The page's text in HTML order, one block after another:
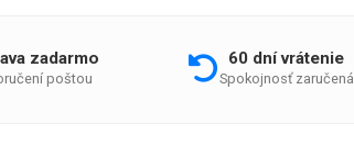
zadarmo
poštou
60 dní vrátenie
Spokojnosť zaručená